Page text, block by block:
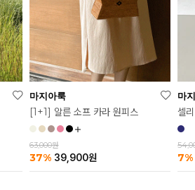
마지아룩
[1+1] 알른 소프 카라 원피스
63,000원
37% 39,900원
마
셀
7%